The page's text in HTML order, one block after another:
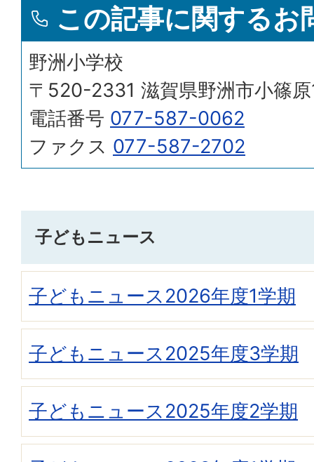
この記事に関するお
野洲小学校
〒520-2331 滋賀県野洲市小篠
電話番号 077-587-0062
ファクス 077-587-2702
子どもニュース
子どもニュース2026年度1学期
子どもニュース2025年度3学期
子どもニュース2025年度2学期